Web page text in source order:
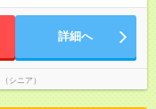
詳細へ
シニア）